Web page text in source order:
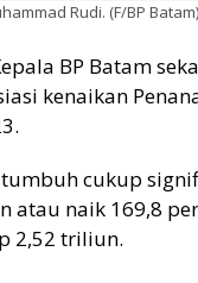
Rudi. (F/BP Batam)
BP Batam
kenaikan
tumbuh cukup
atau naik 169,8
2,52 triliun.